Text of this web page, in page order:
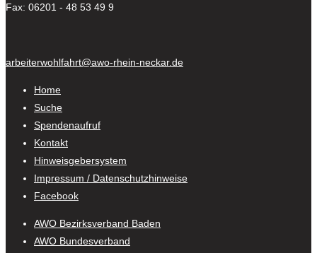
Fax: 06201 - 48 53 49 9
arbeiterwohlfahrt@awo-rhein-neckar.de
Home
Suche
Spendenaufruf
Kontakt
Hinweisgebersystem
Impressum / Datenschutzhinweise
Facebook
AWO Bezirksverband Baden
AWO Bundesverband